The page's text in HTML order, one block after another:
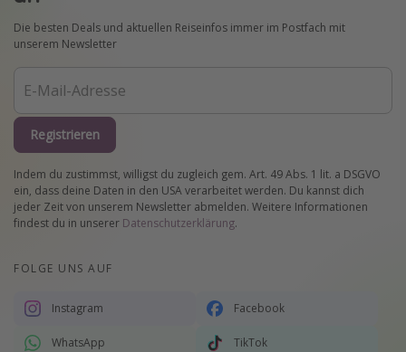
Die besten Deals und aktuellen Reiseinfos immer im Postfach mit
unserem Newsletter
Registrieren
Indem du zustimmst, willigst du zugleich gem. Art. 49 Abs. 1 lit. a DSGVO
ein, dass deine Daten in den USA verarbeitet werden. Du kannst dich
jeder Zeit von unserem Newsletter abmelden. Weitere Informationen
findest du in unserer Datenschutzerklärung.
FOLGE UNS AUF
Instagram Facebook
WhatsApp TikTok